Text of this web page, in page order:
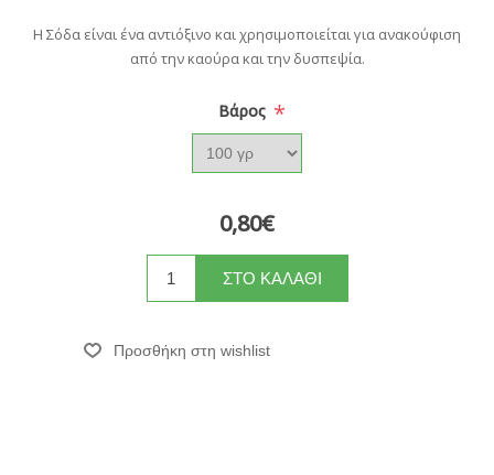
Η Σόδα είναι ένα αντιόξινο και χρησιμοποιείται για ανακούφιση
από την καούρα και την δυσπεψία.
Βάρος *
0,80€